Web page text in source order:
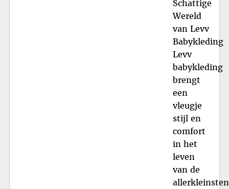
Schattige
Wereld
van Levv
Babykleding
Levv
babykleding
brengt
een
vleugje
stijl en
comfort
in het
leven
van de